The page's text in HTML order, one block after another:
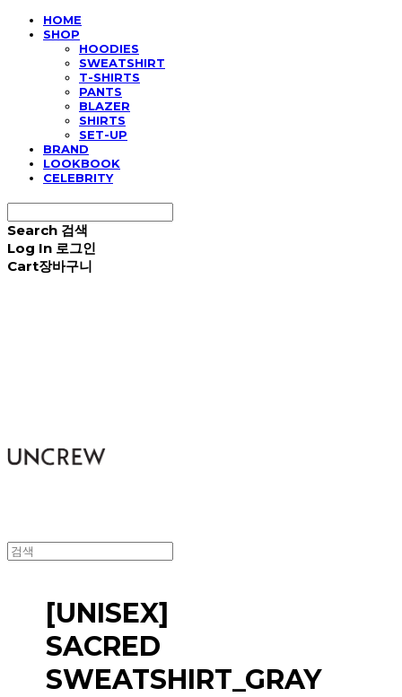
HOME
SHOP
HOODIES
SWEATSHIRT
T-SHIRTS
PANTS
BLAZER
SHIRTS
SET-UP
BRAND
LOOKBOOK
CELEBRITY
Search 검색
Log In 로그인
Cart장바구니
[UNISEX]
SACRED
SWEATSHIRT_GRAY